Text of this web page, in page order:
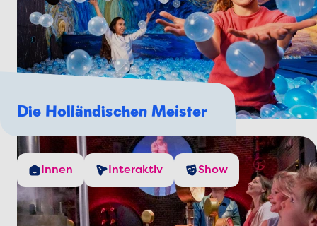
Die Holländischen Meister
Innen Interaktiv Show